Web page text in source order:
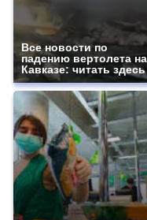
Все новости по
падению вертолета на
Кавказе: читать здесь